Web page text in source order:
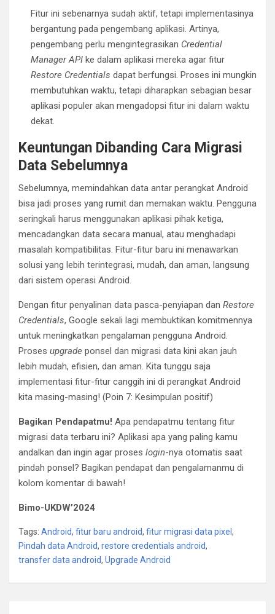
Fitur ini sebenarnya sudah aktif, tetapi implementasinya
bergantung pada pengembang aplikasi. Artinya,
pengembang perlu mengintegrasikan Credential
Manager API ke dalam aplikasi mereka agar fitur
Restore Credentials dapat berfungsi. Proses ini mungkin
membutuhkan waktu, tetapi diharapkan sebagian besar
aplikasi populer akan mengadopsi fitur ini dalam waktu
dekat.
Keuntungan Dibanding Cara Migrasi
Data Sebelumnya
Sebelumnya, memindahkan data antar perangkat Android
bisa jadi proses yang rumit dan memakan waktu. Pengguna
seringkali harus menggunakan aplikasi pihak ketiga,
mencadangkan data secara manual, atau menghadapi
masalah kompatibilitas. Fitur-fitur baru ini menawarkan
solusi yang lebih terintegrasi, mudah, dan aman, langsung
dari sistem operasi Android.
Dengan fitur penyalinan data pasca-penyiapan dan Restore
Credentials, Google sekali lagi membuktikan komitmennya
untuk meningkatkan pengalaman pengguna Android.
Proses upgrade ponsel dan migrasi data kini akan jauh
lebih mudah, efisien, dan aman. Kita tunggu saja
implementasi fitur-fitur canggih ini di perangkat Android
kita masing-masing! (Poin 7: Kesimpulan positif)
Bagikan Pendapatmu! Apa pendapatmu tentang fitur
migrasi data terbaru ini? Aplikasi apa yang paling kamu
andalkan dan ingin agar proses login-nya otomatis saat
pindah ponsel? Bagikan pendapat dan pengalamanmu di
kolom komentar di bawah!
Bimo-UKDW’2024
Tags: Android, fitur baru android, fitur migrasi data pixel ,
Pindah data Android, restore credentials android,
transfer data android, Upgrade Android